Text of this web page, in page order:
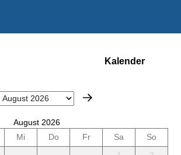
Kalender
August 2026
Mi Do Fr Sa
So